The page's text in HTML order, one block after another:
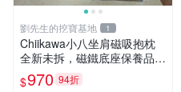
劉先生的挖寶基地 1
Chiikawa小八坐肩磁吸抱枕
全新未拆，磁鐵底座保養品專
用 磁鐵 磁吸 抱枕
$970 94折